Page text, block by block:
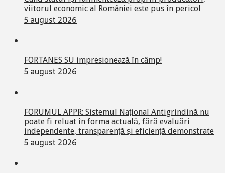
viitorul economic al României este pus în pericol
5 august 2026
FORTANES SU impresionează în câmp!
5 august 2026
FORUMUL APPR: Sistemul Național Antigrindină nu
poate fi reluat în forma actuală, fără evaluări
independente, transparență și eficiență demonstrate
5 august 2026